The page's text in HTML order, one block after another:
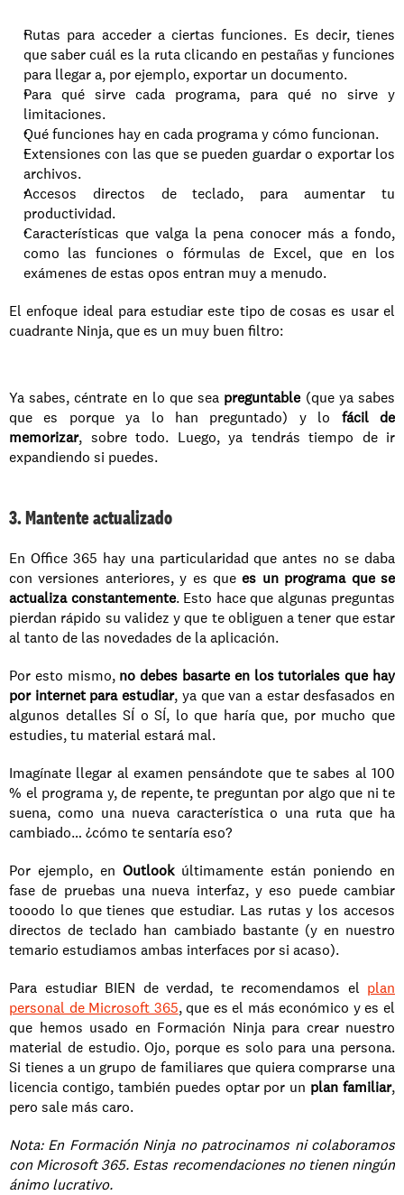
Rutas para acceder a ciertas funciones. Es decir, tienes
que saber cuál es la ruta clicando en pestañas y funciones
para llegar a, por ejemplo, exportar un documento.
Para qué sirve cada programa, para qué no sirve y
limitaciones.
Qué funciones hay en cada programa y cómo funcionan.
Extensiones con las que se pueden guardar o exportar los
archivos.
Accesos directos de teclado, para aumentar tu
productividad.
Características que valga la pena conocer más a fondo,
como las funciones o fórmulas de Excel, que en los
exámenes de estas opos entran muy a menudo.
El enfoque ideal para estudiar este tipo de cosas es usar el
cuadrante Ninja, que es un muy buen filtro:
Ya sabes, céntrate en lo que sea preguntable (que ya sabes
que es porque ya lo han preguntado) y lo fácil de
memorizar, sobre todo. Luego, ya tendrás tiempo de ir
expandiendo si puedes.
3. Mantente actualizado
En Office 365 hay una particularidad que antes no se daba
con versiones anteriores, y es que es un programa que se
actualiza constantemente. Esto hace que algunas preguntas
pierdan rápido su validez y que te obliguen a tener que estar
al tanto de las novedades de la aplicación.
Por esto mismo, no debes basarte en los tutoriales que hay
por internet para estudiar, ya que van a estar desfasados en
algunos detalles SÍ o SÍ, lo que haría que, por mucho que
estudies, tu material estará mal.
Imagínate llegar al examen pensándote que te sabes al 100
% el programa y, de repente, te preguntan por algo que ni te
suena, como una nueva característica o una ruta que ha
cambiado… ¿cómo te sentaría eso?
Por ejemplo, en Outlook últimamente están poniendo en
fase de pruebas una nueva interfaz, y eso puede cambiar
tooodo lo que tienes que estudiar. Las rutas y los accesos
directos de teclado han cambiado bastante (y en nuestro
temario estudiamos ambas interfaces por si acaso).
Para estudiar BIEN de verdad, te recomendamos el plan
personal de Microsoft 365, que es el más económico y es el
que hemos usado en Formación Ninja para crear nuestro
material de estudio. Ojo, porque es solo para una persona.
Si tienes a un grupo de familiares que quiera comprarse una
licencia contigo, también puedes optar por un plan familiar,
pero sale más caro.
Nota: En Formación Ninja no patrocinamos ni colaboramos
con Microsoft 365. Estas recomendaciones no tienen ningún
ánimo lucrativo.